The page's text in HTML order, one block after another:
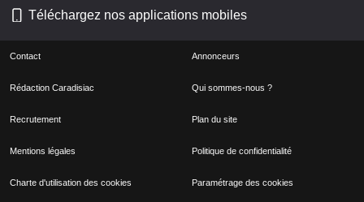
Téléchargez nos applications mobiles
Contact Annonceurs
Rédaction Caradisiac Qui sommes-nous ?
Recrutement Plan du site
Mentions légales Politique de confidentialité
Charte d'utilisation des cookies Paramétrage des cookies